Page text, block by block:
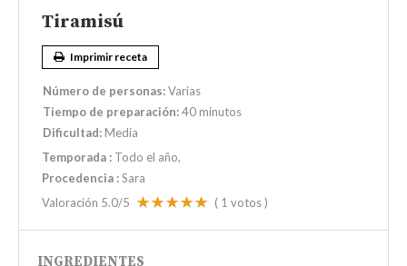
Tiramisú
Imprimir receta
Número de personas:Varias
Tiempo de preparación:40 minutos
Dificultad: Media
Temporada : Todo el año
Procedencia :Sara
Valoración 5.0/5 ( 1 votos )
INGREDIENTES